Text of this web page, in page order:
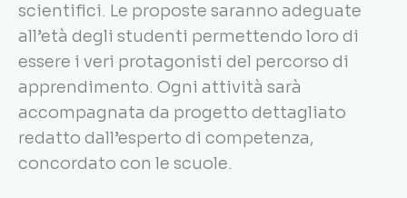
scientifici. Le proposte saranno adeguate
all’età degli studenti permettendo loro di
essere i veri protagonisti del percorso di
apprendimento. Ogni attività sarà
accompagnata da progetto dettagliato
redatto dall’esperto di competenza,
concordato con le scuole.